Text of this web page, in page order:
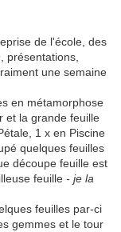
de l'école, des
présentations,
une semaine
en métamorphose
et la grande feuille
1 x en Piscine
quelques feuilles
découpe feuille est
feuille - je la
feuilles par-ci
gemmes et le tour